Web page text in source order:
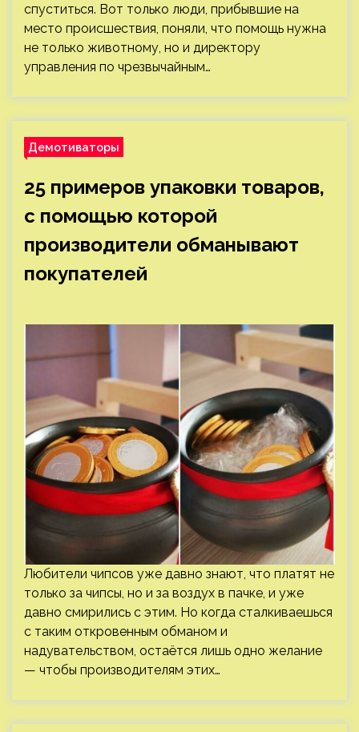
спуститься. Вот только люди, прибывшие на
место происшествия, поняли, что помощь нужна
не только животному, но и директору
управления по чрезвычайным…
Демотиваторы
25 примеров упаковки товаров,
с помощью которой
производители обманывают
покупателей
Любители чипсов уже давно знают, что платят не
только за чипсы, но и за воздух в пачке, и уже
давно смирились с этим. Но когда сталкиваешься
с таким откровенным обманом и
надувательством, остаётся лишь одно желание
— чтобы производителям этих…